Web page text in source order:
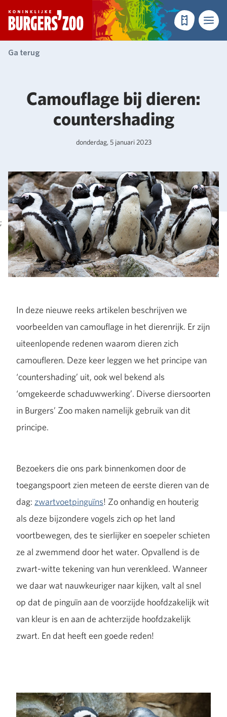
- Homepagina
TicketsMenu
Ga terug
;
Camouflage bij dieren:
countershading
donderdag, 5 januari 2023
In deze nieuwe reeks artikelen beschrijven we
voorbeelden van camouflage in het dierenrijk. Er zijn
uiteenlopende redenen waarom dieren zich
camoufleren. Deze keer leggen we het principe van
‘countershading’ uit, ook wel bekend als
‘omgekeerde schaduwwerking’. Diverse diersoorten
in Burgers’ Zoo maken namelijk gebruik van dit
principe.
Bezoekers die ons park binnenkomen door de
toegangspoort zien meteen de eerste dieren van de
dag: zwartvoetpinguïns! Zo onhandig en houterig
als deze bijzondere vogels zich op het land
voortbewegen, des te sierlijker en soepeler schieten
ze al zwemmend door het water. Opvallend is de
zwart-witte tekening van hun verenkleed. Wanneer
we daar wat nauwkeuriger naar kijken, valt al snel
op dat de pinguïn aan de voorzijde hoofdzakelijk wit
van kleur is en aan de achterzijde hoofdzakelijk
zwart. En dat heeft een goede reden!